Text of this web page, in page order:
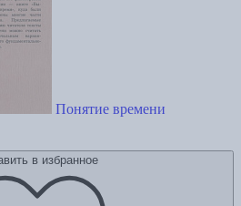
Понятие времени
в избранное